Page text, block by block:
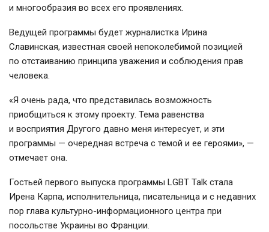
и многообразия во всех его проявлениях.
Ведущей программы будет журналистка Ирина
Славинская, известная своей непоколебимой позицией
по отстаиванию принципа уважения и соблюдения прав
человека.
«Я очень рада, что представилась возможность
приобщиться к этому проекту. Тема равенства
и восприятия Другого давно меня интересует, и эти
программы — очередная встреча с темой и ее героями», —
отмечает она.
Гостьей первого выпуска программы LGBT Talk стала
Ирена Карпа, исполнительница, писательница и с недавних
пор глава культурно-информационного центра при
посольстве Украины во Франции.